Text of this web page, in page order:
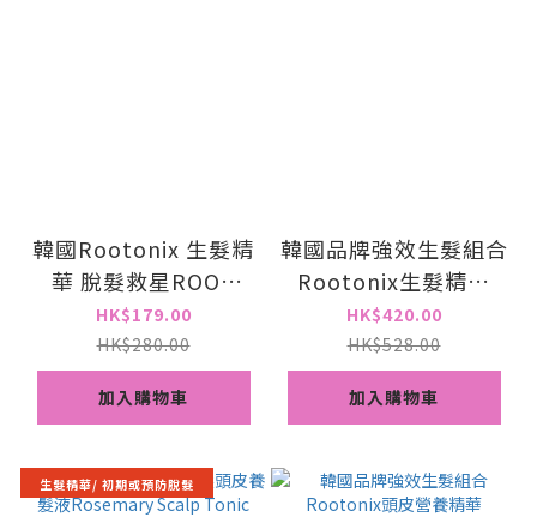
韓國Rootonix 生髮精
華 脫髮救星ROOT
FARM 35ml[香港代
理]
HK$179.00
HK$280.00
加入購物車
韓國品牌強效生髮組合
Rootonix生髮精華
35ml+Magic lab生髮
皇洗頭水500ml
HK$420.00
HK$528.00
加入購物車
生髮精華/ 初期或預防脫髮